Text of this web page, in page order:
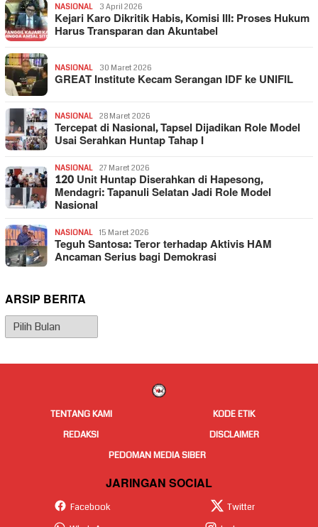
NASIONAL 3 April 2026
Kejari Karo Dikritik Habis, Komisi III: Proses Hukum
Harus Transparan dan Akuntabel
NASIONAL 30 Maret 2026
GREAT Institute Kecam Serangan IDF ke UNIFIL
NASIONAL 28 Maret 2026
Tercepat di Nasional, Tapsel Dijadikan Role Model
Usai Serahkan Huntap Tahap I
NASIONAL 27 Maret 2026
120 Unit Huntap Diserahkan di Hapesong,
Mendagri: Tapanuli Selatan Jadi Role Model
Nasional
NASIONAL 15 Maret 2026
Teguh Santosa: Teror terhadap Aktivis HAM
Ancaman Serius bagi Demokrasi
ARSIP BERITA
Arsip
Berita
TENTANG KAMI
KODE ETIK
REDAKSI
DISCLAIMER
PEDOMAN MEDIA SIBER
JARINGAN SOCIAL
Facebook
Twitter